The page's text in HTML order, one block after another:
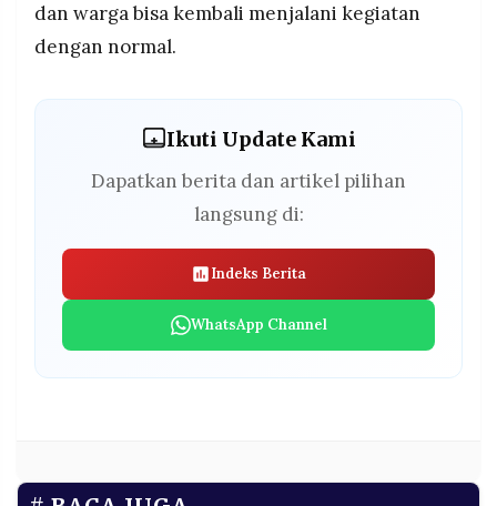
dan warga bisa kembali menjalani kegiatan
dengan normal.
Ikuti Update Kami
Dapatkan berita dan artikel pilihan
langsung di:
Indeks Berita
WhatsApp Channel